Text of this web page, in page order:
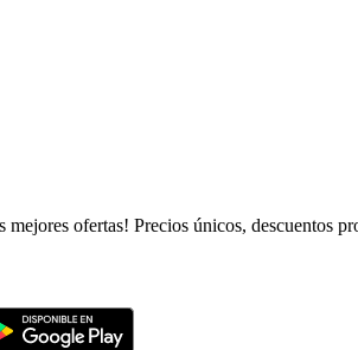
mejores ofertas! Precios únicos, descuentos